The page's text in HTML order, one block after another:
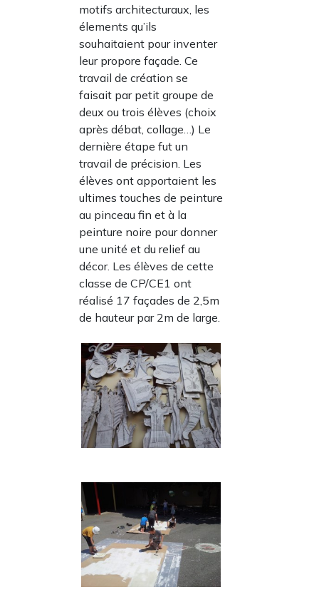
motifs architecturaux, les
élements qu’ils
souhaitaient pour inventer
leur propore façade. Ce
travail de création se
faisait par petit groupe de
deux ou trois élèves (choix
après débat, collage…) Le
dernière étape fut un
travail de précision. Les
élèves ont apportaient les
ultimes touches de peinture
au pinceau fin et à la
peinture noire pour donner
une unité et du relief au
décor. Les élèves de cette
classe de CP/CE1 ont
réalisé 17 façades de 2,5m
de hauteur par 2m de large.